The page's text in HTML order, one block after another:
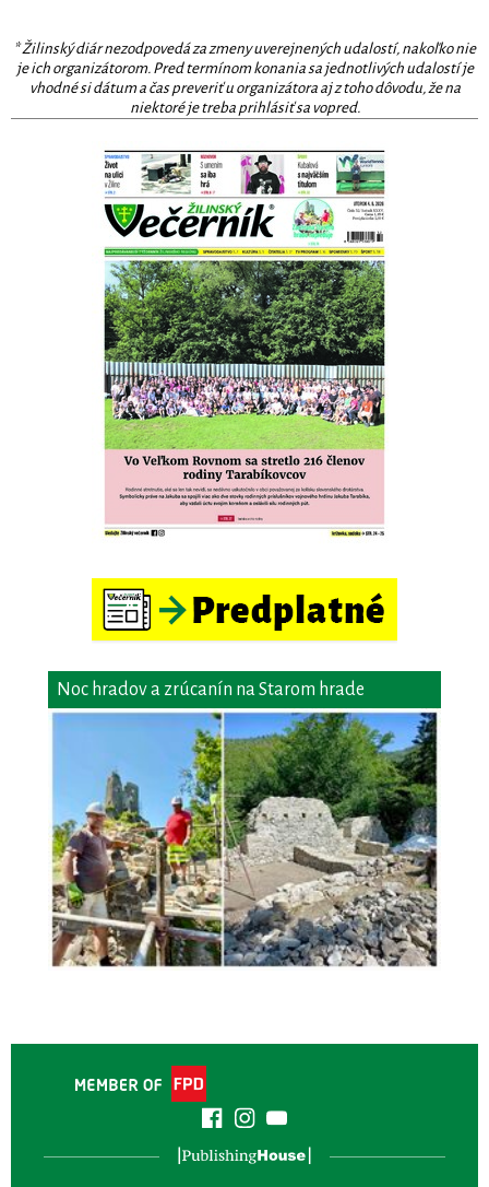
* Žilinský diár nezodpovedá za zmeny uverejnených udalostí, nakoľko nie
je ich organizátorom. Pred termínom konania sa jednotlivých udalostí je
vhodné si dátum a čas preveriť u organizátora aj z toho dôvodu, že na
niektoré je treba prihlásiť sa vopred.
Noc hradov a zrúcanín na Starom hrade